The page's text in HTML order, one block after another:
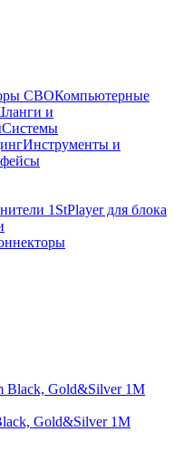
СВОКомпьютерные
и
Системы
Инструменты и
1StPlayer для блока
Gold&Silver 1M